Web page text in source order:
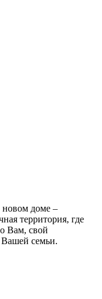
новом доме –
территория, где
Вам, свой
семьи.